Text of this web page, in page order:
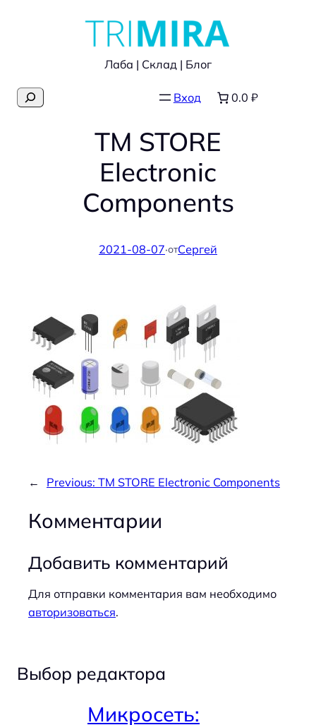
Лаба | Склад | Блог
Поиск Вход 0.0 ₽
TM STORE
Electronic
Components
2021-08-07·отСергей
← Previous: TM STORE Electronic Components
Комментарии
Добавить комментарий
Для отправки комментария вам необходимо
авторизоваться.
Выбор редактора
Микросеть: